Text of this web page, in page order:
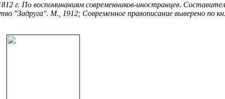
г. По воспоминаниям современников-иностранцев.
"Задруга". М., 1912; Современное правописание выверено по